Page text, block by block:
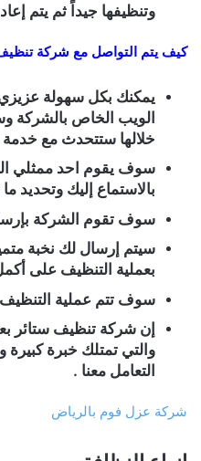
وتنظيفها جيداً ثم يتم
كيف يتم التواصل مع شركة
يمكنك بكل سهولة
الويب الخاص بالشركة
خلالها ستتحدث مع خدمة
سوف يقوم احد ممثلي
بالاستماع إليك وتحديد
سوف تقوم الشركة
سيتم إرسال لك نخبة
بعملية التنظيف على
سوف تتم عملية
إن شركة تنظيف ستائر
والتي تمتلك خبرة
التعامل معنا .
شركة عزل فوم بالرياض